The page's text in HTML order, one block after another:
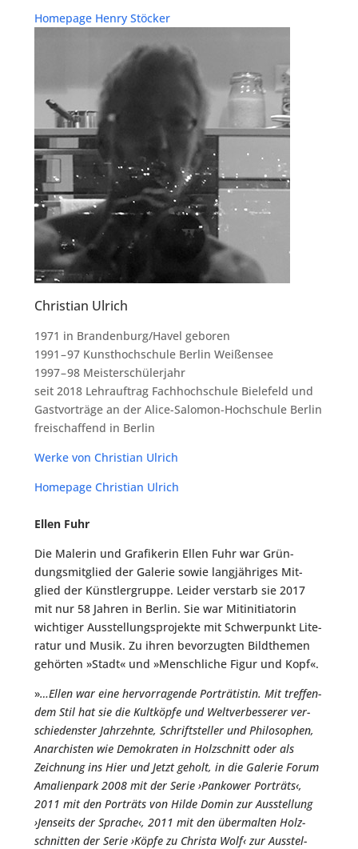
Home­page Hen­ry Stöcker
Christian Ulrich
1971 in Brandenburg/​Havel gebo­ren
1991 – 97 Kunst­hoch­schu­le Ber­lin Wei­ßen­see
1997 – 98 Meis­ter­schü­ler­jahr
seit 2018 Lehr­auf­trag Fach­hoch­schu­le Bie­le­feld und
Gast­vor­trä­ge an der Ali­ce-Salo­mon-Hoch­schu­le Ber­lin
frei­schaf­fend in Berlin
Wer­ke von Chris­ti­an Ulrich
Home­page Chris­ti­an Ulrich
Ellen Fuhr
Die Male­rin und Gra­fi­ke­rin Ellen Fuhr war Grün­
dungs­mit­glied der Gale­rie sowie lang­jäh­ri­ges Mit­
glied der Künst­ler­grup­pe. Lei­der ver­starb sie 2017
mit nur 58 Jah­ren in Ber­lin. Sie war Mit­in­itia­to­rin
wich­ti­ger Aus­stel­lungs­pro­jek­te mit Schwer­punkt Lite­
ra­tur und Musik. Zu ihren bevor­zug­ten Bild­the­men
gehör­ten »Stadt« und »Mensch­li­che Figur und Kopf«.
»…Ellen war eine her­vor­ra­gen­de Por­trä­tis­tin. Mit tref­fen­
dem Stil hat sie die Kult­köp­fe und Welt­ver­bes­se­rer ver­
schie­dens­ter Jahr­zehn­te, Schrift­stel­ler und Phi­lo­so­phen,
Anar­chis­ten wie Demo­kra­ten in Holz­schnitt oder als
Zeich­nung ins Hier und Jetzt geholt, in die Gale­rie Forum
Ama­li­en­park 2008 mit der Serie ›Pan­kower Por­träts‹,
2011 mit den Por­träts von Hil­de Domin zur Aus­stel­lung
›Jen­seits der Spra­che‹, 2011 mit den über­mal­ten Holz­
schnit­ten der Serie ›Köp­fe zu Chris­ta Wolf‹ zur Aus­stel­